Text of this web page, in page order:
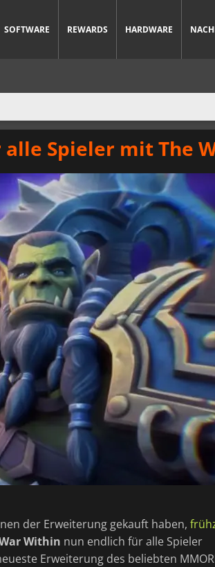
SOFTWARE REWARDS HARDWARE
Spieler mit The
der Erweiterung gekauft haben,
Within nun endlich für alle Spieler
Erweiterung des beliebten